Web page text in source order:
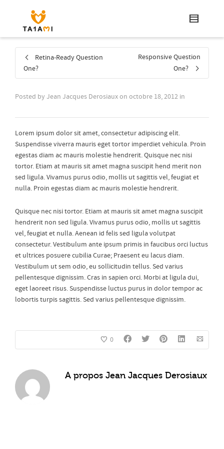
Retina-Ready Question
One?
Responsive Question
One?
Posted by Jean Jacques Derosiauxon octobre 18, 2012 in
Lorem ipsum dolor sit amet, consectetur adipiscing elit.
Suspendisse viverra mauris eget tortor imperdiet vehicula. Proin
egestas diam ac mauris molestie hendrerit. Quisque nec nisi
tortor. Etiam at mauris sit amet magna suscipit hend merit non
sed ligula. Vivamus purus odio, mollis ut sagittis vel, feugiat et
nulla. Proin egestas diam ac mauris molestie hendrerit.
Quisque nec nisi tortor. Etiam at mauris sit amet magna suscipit
hendrerit non sed ligula. Vivamus purus odio, mollis ut sagittis
vel, feugiat et nulla. Aenean id felis sed ligula volutpat
consectetur. Vestibulum ante ipsum primis in faucibus orci luctus
et ultrices posuere cubilia Curae; Praesent eu lacus diam.
Vestibulum ut sem odio, eu sollicitudin tellus. Sed varius
pellentesque dignissim. Cras in sapien orci. Morbi at ligula dui,
eget laoreet risus. Suspendisse luctus purus in dolor tempor ac
lobortis turpis sagittis. Sed varius pellentesque dignissim.
0
A propos Jean Jacques Derosiaux